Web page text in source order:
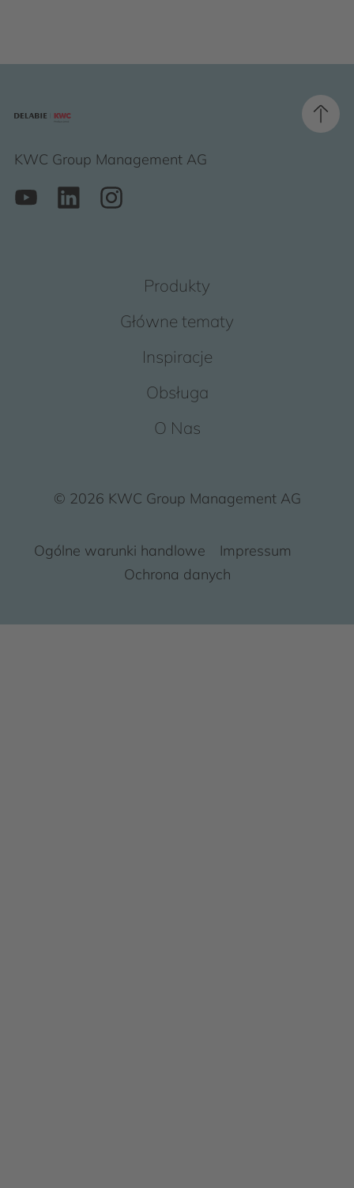
KWC Group Management AG
Produkty
Główne tematy
Inspiracje
Obsługa
O Nas
© 2026 KWC Group Management AG
Ogólne warunki handlowe
Impressum
Ochrona danych